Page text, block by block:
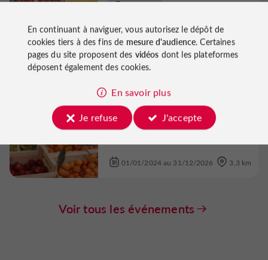
Les 5 à 7 de Louspeyrous.
Concerts
Sainte-Maure-de-Peyriac
06/09/2026
Petit marché traditionnel de Sos
Marchés Sos
01/01/2024 au 31/12/2026 3,3 km
Voir tous les événements
En continuant à naviguer, vous autorisez le dépôt de
cookies tiers à des fins de mesure d'audience. Certaines
pages du site proposent des vidéos dont les plateformes
déposent également des cookies.
En savoir plus
Je refuse
J'accepte